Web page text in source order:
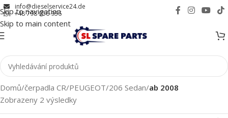
Skip to navigation
Skip to main content
info@dieselservice24.de
+48 798 956 956
Domů/čerpadla CR/PEUGEOT/206 Sedan/ab 2008
Zobrazeny 2 výsledky